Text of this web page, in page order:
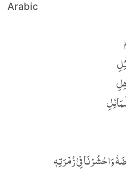
Arabic
وَاحْشُرْنَا فِیْ زُمْرَتِهٖ